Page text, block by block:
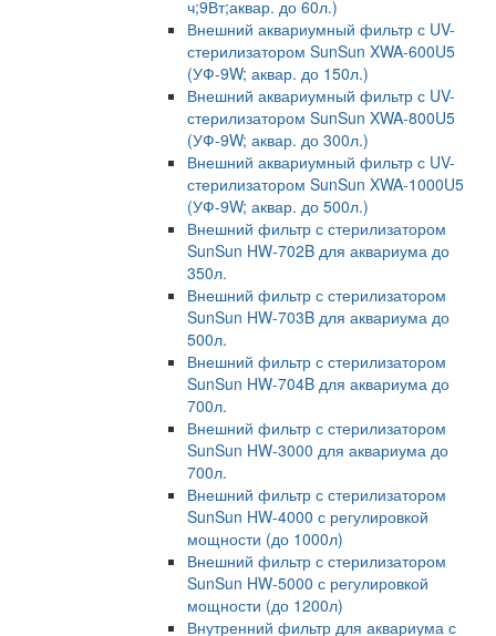
ч;9Вт;аквар. до 60л.)
Внешний аквариумный фильтр с UV-
стерилизатором SunSun XWA-600U5
(УФ-9W; аквар. до 150л.)
Внешний аквариумный фильтр с UV-
стерилизатором SunSun XWA-800U5
(УФ-9W; аквар. до 300л.)
Внешний аквариумный фильтр с UV-
стерилизатором SunSun XWA-1000U5
(УФ-9W; аквар. до 500л.)
Внешний фильтр с стерилизатором
SunSun HW-702B для аквариума до
350л.
Внешний фильтр с стерилизатором
SunSun HW-703B для аквариума до
500л.
Внешний фильтр с стерилизатором
SunSun HW-704B для аквариума до
700л.
Внешний фильтр с стерилизатором
SunSun HW-3000 для аквариума до
700л.
Внешний фильтр с стерилизатором
SunSun HW-4000 с регулировкой
мощности (до 1000л)
Внешний фильтр с стерилизатором
SunSun HW-5000 с регулировкой
мощности (до 1200л)
Внутренний фильтр для аквариума с